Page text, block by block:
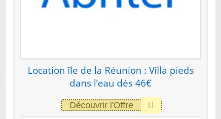
Location île de la Réunion : Villa pieds
dans l’eau dès 46€
Découvrir l'Offre